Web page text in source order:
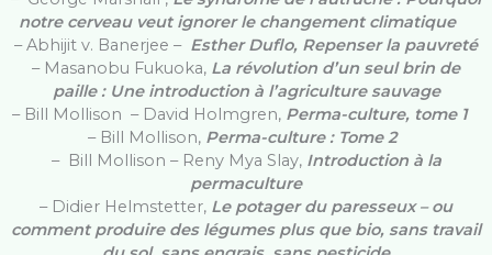
notre cerveau veut ignorer le changement climatique
– Abhijit v. Banerjee – Esther Duflo, Repenser la pauvreté
– Masanobu Fukuoka, La révolution d’un seul brin de
paille : Une introduction à l’agriculture sauvage
– Bill Mollison – David Holmgren, Perma-culture, tome 1
– Bill Mollison, Perma-culture : Tome 2
– Bill Mollison – Reny Mya Slay, Introduction à la
permaculture
– Didier Helmstetter, Le potager du paresseux – ou
comment produire des légumes plus que bio, sans travail